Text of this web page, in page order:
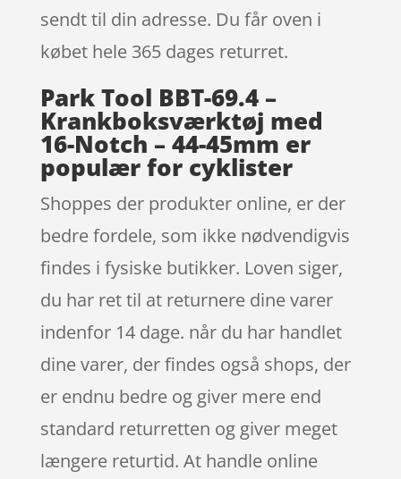
sendt til din adresse. Du får oven i
købet hele 365 dages returret.
Park Tool BBT-69.4 –
Krankboksværktøj med
16-Notch – 44-45mm er
populær for cyklister
Shoppes der produkter online, er der
bedre fordele, som ikke nødvendigvis
findes i fysiske butikker. Loven siger,
du har ret til at returnere dine varer
indenfor 14 dage. når du har handlet
dine varer, der findes også shops, der
er endnu bedre og giver mere end
standard returretten og giver meget
længere returtid. At handle online